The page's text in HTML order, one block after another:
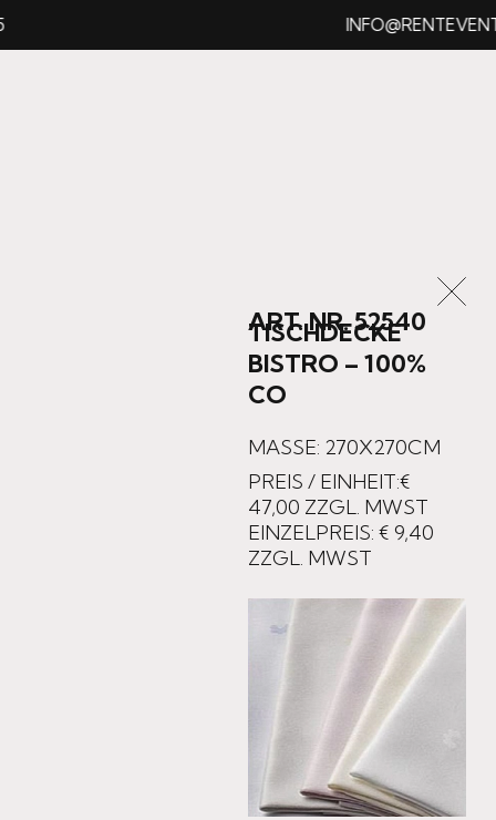
ART. NR. 52540
TISCHDECKE
BISTRO – 100%
CO
MASSE: 270X270CM
PREIS / EINHEIT:€
47,00 ZZGL. MWST
EINZELPREIS: € 9,40
ZZGL. MWST